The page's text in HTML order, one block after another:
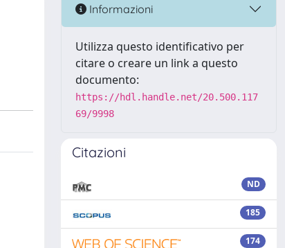
Informazioni
Utilizza questo identificativo per
citare o creare un link a questo
documento:
https://hdl.handle.net/20.500.117
69/9998
Citazioni
ND
185
174